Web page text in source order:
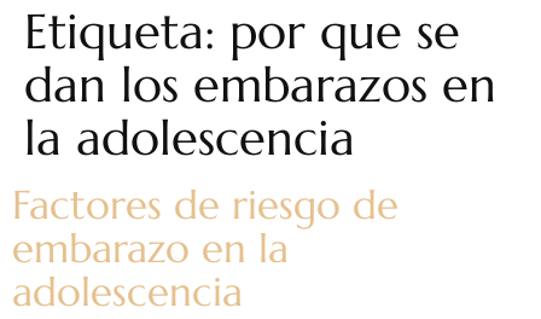
Etiqueta: por que se
dan los embarazos en
la adolescencia
Factores de riesgo de
embarazo en la
adolescencia